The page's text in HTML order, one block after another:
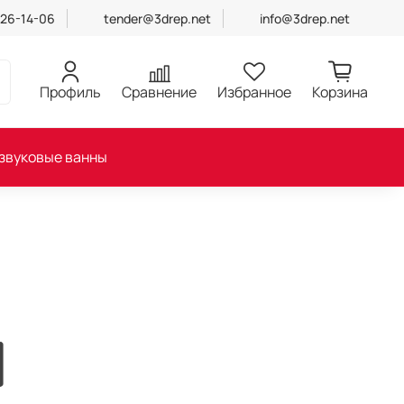
14-06 tender@3drep.net info@3drep.net
Профиль Сравнение Избранное Корзина
ванны